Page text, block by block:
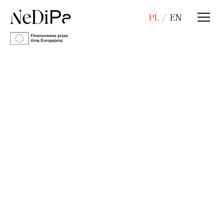
PL EN